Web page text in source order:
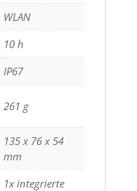
WLAN
10 h
IP67
261 g
135 x 76 x 54
mm
1x integrierte